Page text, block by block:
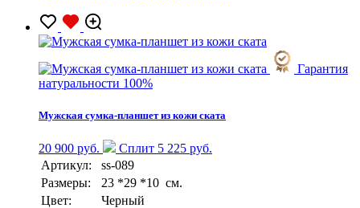
Гарантия
натуральности 100%
Мужская сумка-планшет из кожи ската
20 900 руб.
Сплит 5 225 руб.
Артикул:
ss-089
Размеры:
23 *29 *10 см.
Цвет:
Черный